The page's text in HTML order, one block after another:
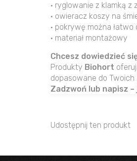
• ryglowanie z klamką
• owieracz koszy na
• pokrywę można
• materiał montażowy
Chcesz dowiedzieć
Produkty Biohort
dopasowane do
Zadzwoń lub napisz
Udostępnij ten produkt